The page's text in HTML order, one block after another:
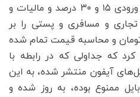
تلفن همراه آیفون ۱۶ و حقوق ورودی ۱۵ و ۳۰ درصد و مالیات و
تجاری و مسافری و پستی را بر
نرخ ارز ۲۸ هزار و ۵۰۰ تومان و محاسبه قیمت تمام شده
کرد که جداولی که در رابطه با
آیفون منتشر شده، به این
ممنوع بوده، به روز شده و